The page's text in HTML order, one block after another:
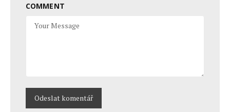
COMMENT